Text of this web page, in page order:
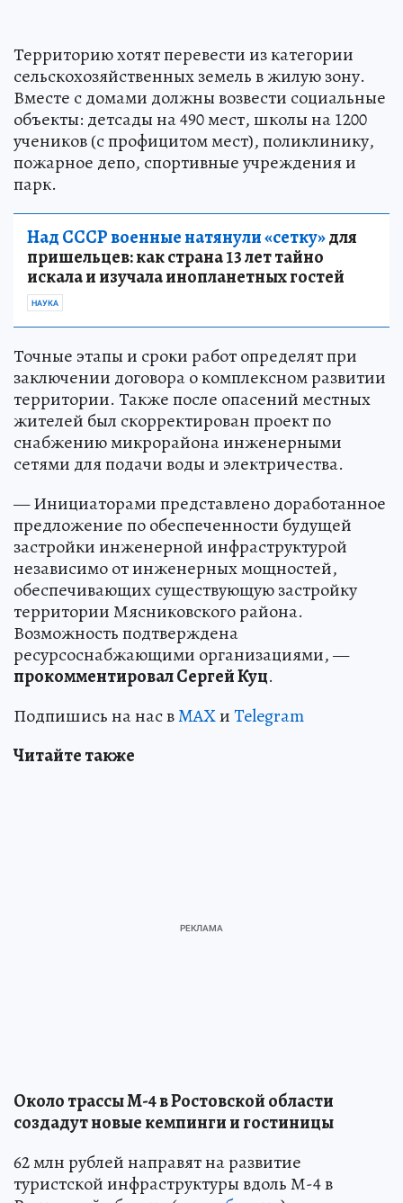
Территорию хотят перевести из категории
сельскохозяйственных земель в жилую зону.
Вместе с домами должны возвести социальные
объекты: детсады на 490 мест, школы на 1200
учеников (с профицитом мест), поликлинику,
пожарное депо, спортивные учреждения и
парк.
Над СССР военные натянули «сетку»для
пришельцев: как страна 13 лет тайно
искала и изучала инопланетных гостей
НАУКА
Точные этапы и сроки работ определят при
заключении договора о комплексном развитии
территории. Также после опасений местных
жителей был скорректирован проект по
снабжению микрорайона инженерными
сетями для подачи воды и электричества.
— Инициаторами представлено доработанное
предложение по обеспеченности будущей
застройки инженерной инфраструктурой
независимо от инженерных мощностей,
обеспечивающих существующую застройку
территории Мясниковского района.
Возможность подтверждена
ресурсоснабжающими организациями, —
прокомментировал Сергей Куц.
Подпишись на нас вMAXиTelegram
Читайте также
Около трассы М-4 в Ростовской области
создадут новые кемпинги и гостиницы
62 млн рублей направят на развитие
туристской инфраструктуры вдоль М-4 в